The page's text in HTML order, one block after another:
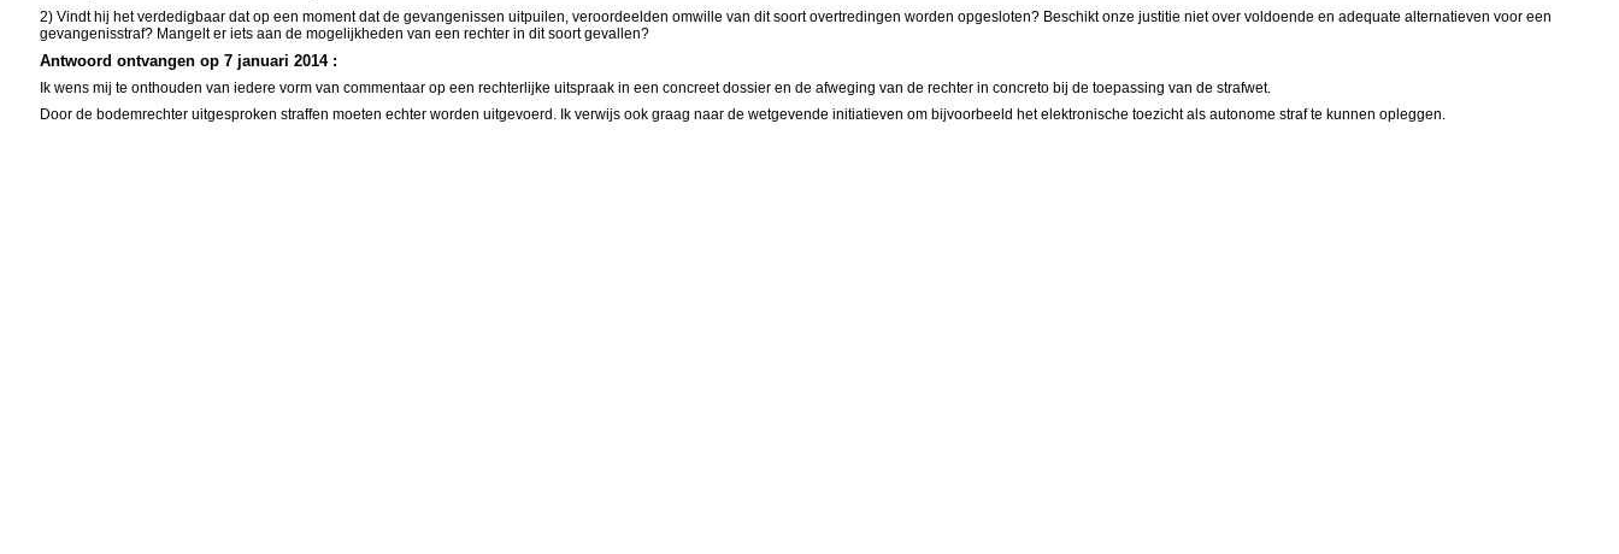
2) Vindt hij het verdedigbaar dat op een moment dat de gevangenissen uitpuilen, veroordeelden omwille van dit soort overtredingen worden opgesloten? Beschikt onze justitie niet over voldoende en adequate alternatieven voor een
gevangenisstraf? Mangelt er iets aan de mogelijkheden van een rechter in dit soort gevallen?
Antwoord ontvangen op 7 januari 2014 :
Ik wens mij te onthouden van iedere vorm van commentaar op een rechterlijke uitspraak in een concreet dossier en de afweging van de rechter in concreto bij de toepassing van de strafwet.
Door de bodemrechter uitgesproken straffen moeten echter worden uitgevoerd. Ik verwijs ook graag naar de wetgevende initiatieven om bijvoorbeeld het elektronische toezicht als autonome straf te kunnen opleggen.